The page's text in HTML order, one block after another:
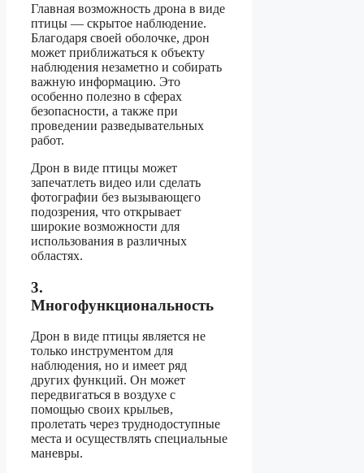
Главная возможность дрона в виде
птицы — скрытое наблюдение.
Благодаря своей оболочке, дрон
может приближаться к объекту
наблюдения незаметно и собирать
важную информацию. Это
особенно полезно в сферах
безопасности, а также при
проведении разведывательных
работ.
Дрон в виде птицы может
запечатлеть видео или сделать
фотографии без вызывающего
подозрения, что открывает
широкие возможности для
использования в различных
областях.
3.
Многофункциональность
Дрон в виде птицы является не
только инструментом для
наблюдения, но и имеет ряд
других функций. Он может
передвигаться в воздухе с
помощью своих крыльев,
пролетать через труднодоступные
места и осуществлять специальные
маневры.